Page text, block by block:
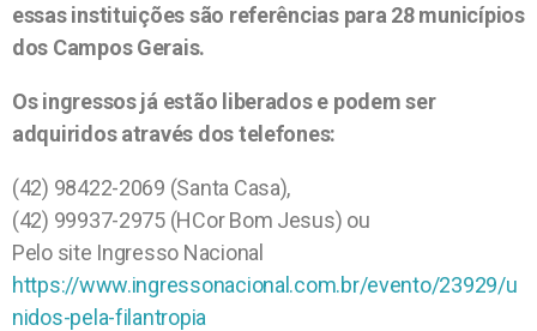
essas instituições são referências para 28 municípios
dos Campos Gerais.
Os ingressos já estão liberados e podem ser
adquiridos através dos telefones:
(42) 98422-2069 (Santa Casa),
(42) 99937-2975 (HCor Bom Jesus) ou
Pelo site Ingresso Nacional
https://www.ingressonacional.com.br/evento/23929/u
nidos-pela-filantropia